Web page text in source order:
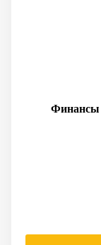
Финансы